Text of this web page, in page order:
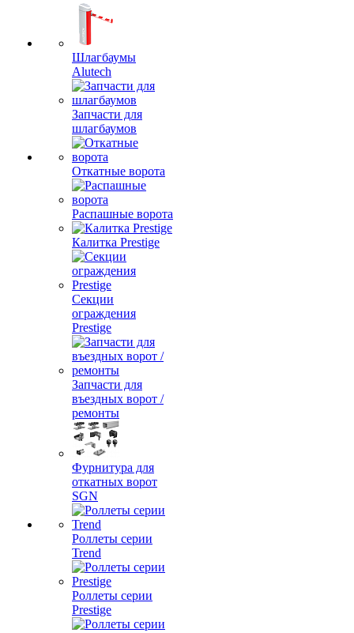
Шлагбаумы
Alutech
Запчасти для
шлагбаумов
Откатные ворота
Распашные ворота
Калитка Prestige
Секции
ограждения
Prestige
Запчасти для
въездных ворот /
ремонты
Фурнитура для
откатных ворот
SGN
Роллеты серии
Trend
Роллеты серии
Prestige